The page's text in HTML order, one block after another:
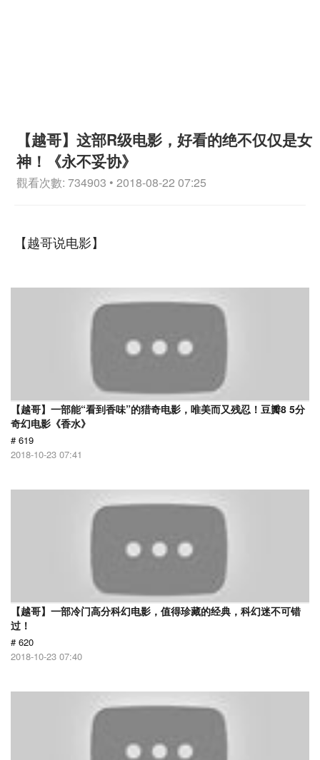
【越哥】这部R级电影，好看的绝不仅仅是女
神！《永不妥协》
觀看次數: 734903 • 2018-08-22 07:25
【越哥说电影】
【越哥】一部能“看到香味”的猎奇电影，唯美而又残忍！豆瓣8 5分
奇幻电影《香水》
# 619
2018-10-23 07:41
【越哥】一部冷门高分科幻电影，值得珍藏的经典，科幻迷不可错
过！
# 620
2018-10-23 07:40